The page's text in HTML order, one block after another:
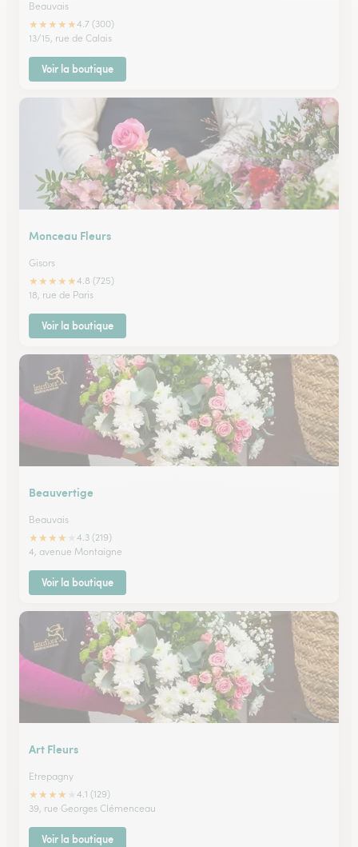
Beauvais
★★★★★4.7 (300)
13/15, rue de Calais
Voir la boutique
Monceau Fleurs
Gisors
★★★★★4.8 (725)
18, rue de Paris
Voir la boutique
Beauvertige
Beauvais
★★★★
4.3 (219)
4, avenue Montaigne
Voir la boutique
Art Fleurs
Etrepagny
★★★★
4.1 (129)
39, rue Georges Clémenceau
Voir la boutique